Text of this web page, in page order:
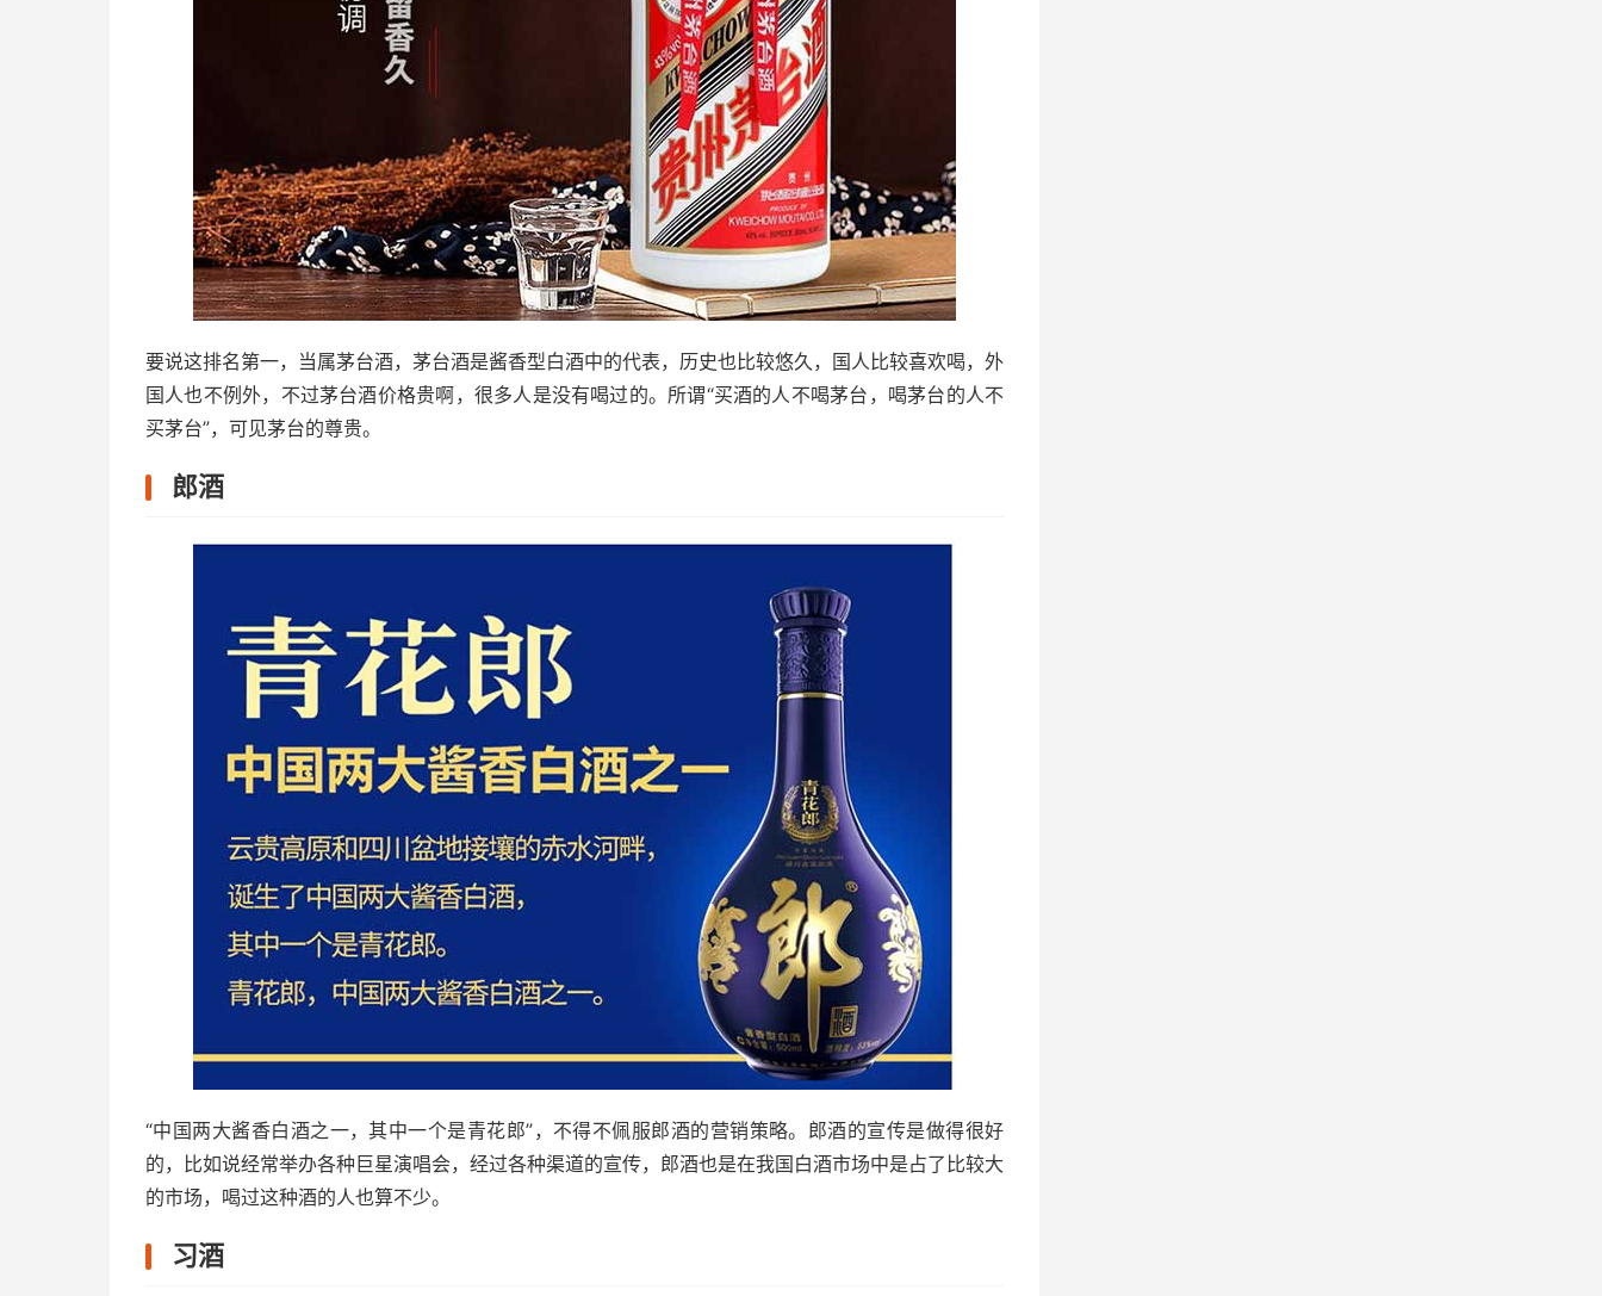
要说这排名第一，当属茅台酒，茅台酒是酱香型白酒中的代表，历史也比较悠久，国人比较喜欢喝，外
国人也不例外，不过茅台酒价格贵啊，很多人是没有喝过的。所谓“买酒的人不喝茅台，喝茅台的人不
买茅台”，可见茅台的尊贵。
郎酒
“中国两大酱香白酒之一，其中一个是青花郎”，不得不佩服郎酒的营销策略。郎酒的宣传是做得很好
的，比如说经常举办各种巨星演唱会，经过各种渠道的宣传，郎酒也是在我国白酒市场中是占了比较大
的市场，喝过这种酒的人也算不少。
习酒